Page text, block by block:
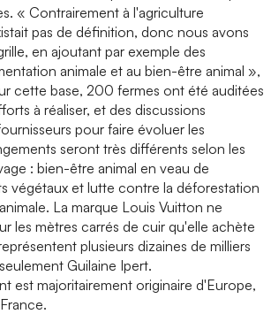
« Contrairement à l'agriculture
pas de définition, donc nous avons
en ajoutant par exemple des
animale et au bien-être animal »,
cette base, 200 fermes ont été auditées
à réaliser, et des discussions
pour faire évoluer les
seront très différents selon les
: bien-être animal en veau de
végétaux et lutte contre la déforestation
La marque Louis Vuitton ne
les mètres carrés de cuir qu'elle achète
plusieurs dizaines de milliers
Guilaine Ipert.
est majoritairement originaire d'Europe,